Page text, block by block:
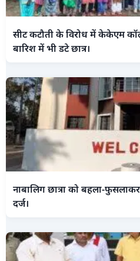
सीट कटौती के विरोध में केकेएम
बारिश में भी डटे छात्र।
नाबालिग छात्रा को बहला-
दर्ज।